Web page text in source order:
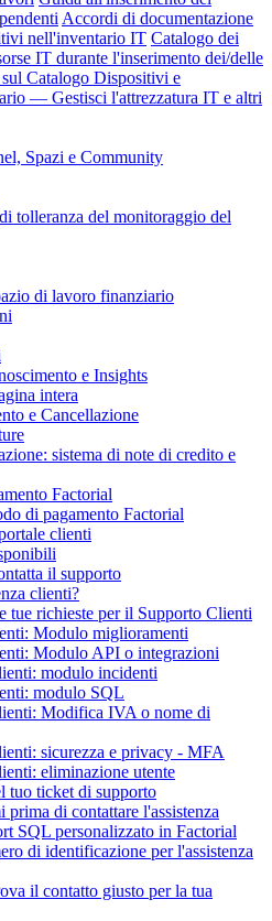
Accordi di documentazione
nell'inventario IT Catalogo dei
IT durante l'inserimento dei/delle
Catalogo Dispositivi e
— Gestisci l'attrezzatura IT e altri
Spazi e Community
tolleranza del monitoraggio del
di lavoro finanziario
e Insights
intera
e Cancellazione
sistema di note di credito e
Factorial
di pagamento Factorial
clienti
il supporto
clienti?
tue richieste per il Supporto Clienti
Modulo miglioramenti
Modulo API o integrazioni
modulo incidenti
modulo SQL
Modifica IVA o nome di
sicurezza e privacy - MFA
eliminazione utente
tuo ticket di supporto
di contattare l'assistenza
SQL personalizzato in Factorial
di identificazione per l'assistenza
il contatto giusto per la tua